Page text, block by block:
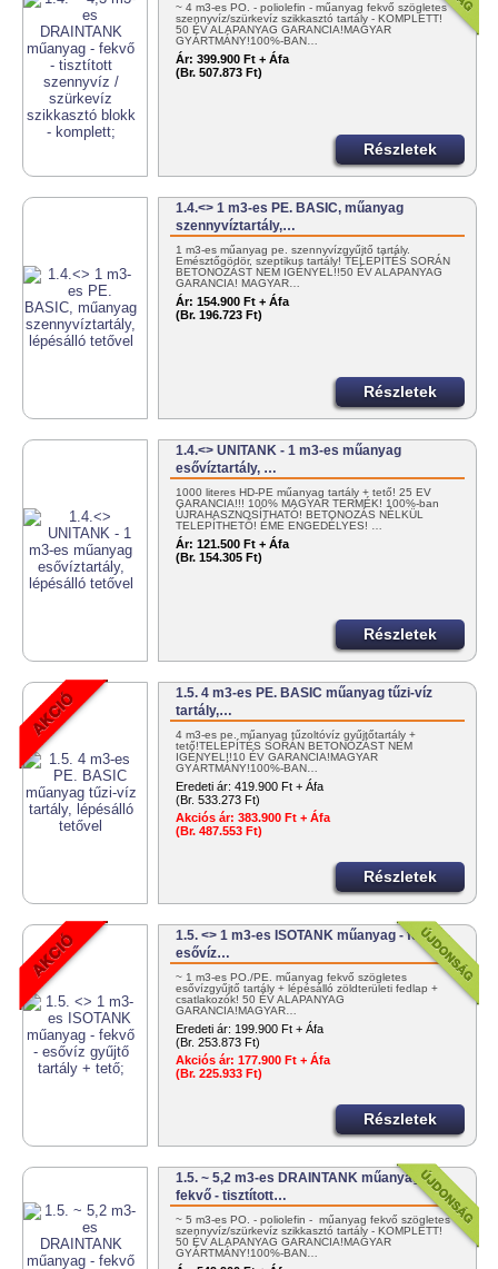
~ 4 m3-es PO. - poliolefin - műanyag fekvő szögletes
szennyvíz/szürkevíz szikkasztó tartály - KOMPLETT!
50 ÉV ALAPANYAG GARANCIA!MAGYAR
GYÁRTMÁNY!100%-BAN…
Ár: 399.900 Ft + Áfa
(Br. 507.873 Ft)
Részletek
1.4.<> 1 m3-es PE. BASIC, műanyag
szennyvíztartály,…
1 m3-es műanyag pe. szennyvízgyűjtő tartály.
Emésztőgödör, szeptikus tartály! TELEPÍTÉS SORÁN
BETONOZÁST NEM IGÉNYEL!!50 ÉV ALAPANYAG
GARANCIA! MAGYAR…
Ár: 154.900 Ft + Áfa
(Br. 196.723 Ft)
Részletek
1.4.<> UNITANK - 1 m3-es műanyag
esővíztartály, …
1000 literes HD-PE műanyag tartály + tető! 25 ÉV
GARANCIA!!! 100% MAGYAR TERMÉK! 100%-ban
ÚJRAHASZNOSÍTHATÓ! BETONOZÁS NÉLKÜL
TELEPÍTHETŐ! ÉME ENGEDÉLYES! …
Ár: 121.500 Ft + Áfa
(Br. 154.305 Ft)
Részletek
1.5. 4 m3-es PE. BASIC műanyag tűzi-víz
tartály,…
4 m3-es pe. műanyag tűzoltóvíz gyűjtőtartály +
tető!TELEPÍTÉS SORÁN BETONOZÁST NEM
IGÉNYEL!!10 ÉV GARANCIA!MAGYAR
GYÁRTMÁNY!100%-BAN…
Eredeti ár: 419.900 Ft + Áfa
(Br. 533.273 Ft)
Akciós ár: 383.900 Ft + Áfa
(Br. 487.553 Ft)
Részletek
1.5. <> 1 m3-es ISOTANK műanyag - fekvő -
esővíz…
~ 1 m3-es PO./PE. műanyag fekvő szögletes
esővízgyűjtő tartály + lépésálló zöldterületi fedlap +
csatlakozók! 50 ÉV ALAPANYAG
GARANCIA!MAGYAR…
Eredeti ár: 199.900 Ft + Áfa
(Br. 253.873 Ft)
Akciós ár: 177.900 Ft + Áfa
(Br. 225.933 Ft)
Részletek
1.5. ~ 5,2 m3-es DRAINTANK műanyag -
fekvő - tisztított…
~ 5 m3-es PO. - poliolefin - műanyag fekvő szögletes
szennyvíz/szürkevíz szikkasztó tartály - KOMPLETT!
50 ÉV ALAPANYAG GARANCIA!MAGYAR
GYÁRTMÁNY!100%-BAN…